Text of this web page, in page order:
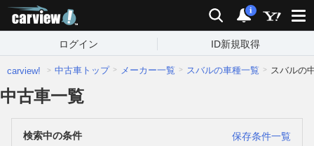
検索 通知
i
ログイン ID新規取得
carview! 中古車トップ メーカー一覧 スバルの車種一覧 スバルの
中古車一覧
検索中の条件
保存条件一覧